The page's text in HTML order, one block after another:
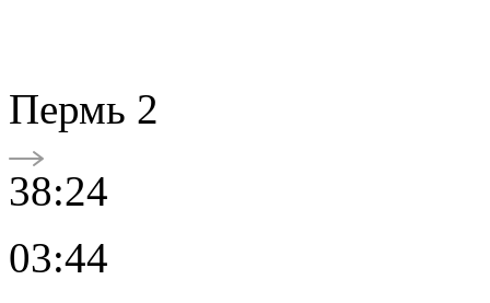
Пермь 2
38:24
03:44